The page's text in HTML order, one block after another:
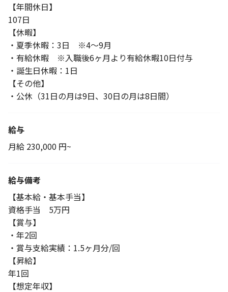
【年間休日】
107日
【休暇】
・夏季休暇：3日 ※4～9月
・有給休暇 ※入職後6ヶ月より有給休暇10日付与
・誕生日休暇：1日
【その他】
・公休（31日の月は9日、30日の月は8日間）
給与
月給 230,000 円~
給与備考
【基本給・基本手当】
資格手当 5万円
【賞与】
・年2回
・賞与支給実績：1.5ヶ月分/回
【昇給】
年1回
【想定年収】